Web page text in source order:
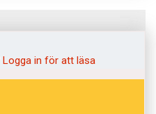
Logga in för att läsa